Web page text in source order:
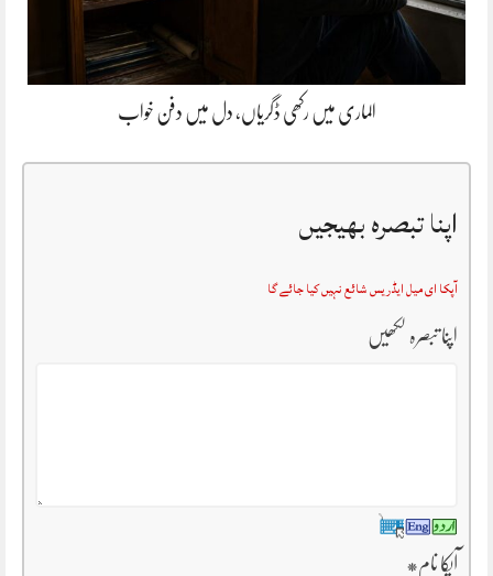
الماری میں رکھی ڈگریاں، دل میں دفن خواب
اپنا تبصرہ بھیجیں
آپکا ای میل ایڈریس شائع نہیں کیا جائے گا
اپنا تبصرہ لکھیں
آپکا نام*